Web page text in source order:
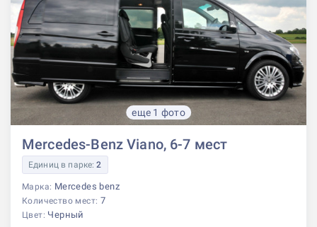
еще 1 фото
Mercedes-Benz Viano, 6-7 мест
Единиц в парке:2
Марка: Mercedes benz
Количество мест: 7
Цвет: Черный